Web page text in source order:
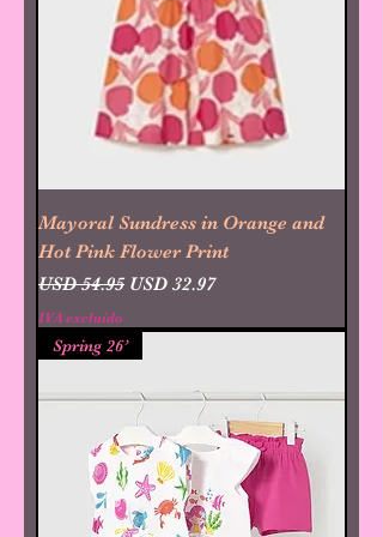
Mayoral Sundress in Orange and
Hot Pink Flower Print
Precio
USD 54.95 Precio de oferta
USD 32.97
IVA excluido
Spring 26’